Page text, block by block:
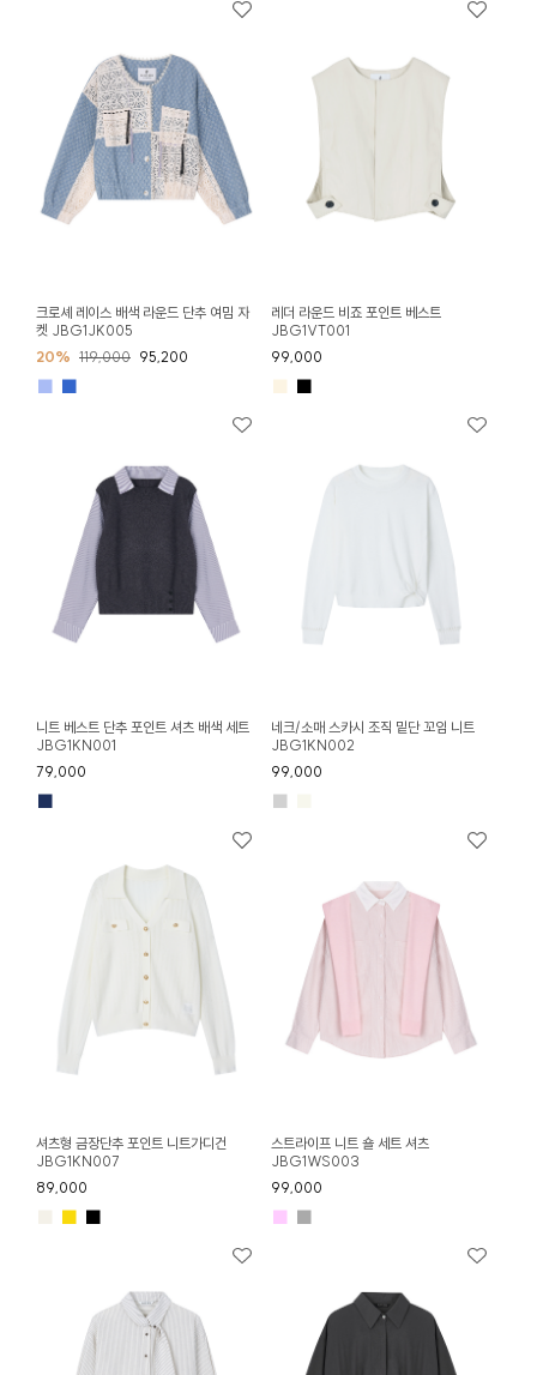
크로셰 레이스 배색 라운드 단추 여밈 자
켓 JBG1JK005
20% 119,000 95,200
■ ■
레더 라운드 비죠 포인트 베스트
JBG1VT001
99,000
■ ■
니트 베스트 단추 포인트 셔츠 배색 세트
JBG1KN001
79,000
■
네크/소매 스카시 조직 밑단 꼬임 니트
JBG1KN002
99,000
■
셔츠형 금장단추 포인트 니트가디건
JBG1KN007
89,000
■ ■
스트라이프 니트 숄 세트 셔츠
JBG1WS003
99,000
■ ■